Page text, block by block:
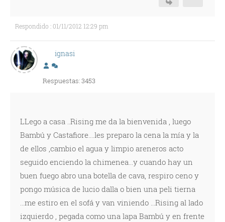
Respondido : 01/11/2012 12:29 pm
ignasi
Respuestas: 3453
LLego a casa ..Rising me da la bienvenida , luego
Bambú y Castafiore....les preparo la cena la mía y la
de ellos ,cambio el agua y limpio areneros acto
seguido enciendo la chimenea...y cuando hay un
buen fuego abro una botella de cava, respiro ceno y
pongo música de lucio dalla o bien una peli tierna
...me estiro en el sofá y van viniendo ...Rising al lado
izquierdo , pegada como una lapa Bambú y en frente